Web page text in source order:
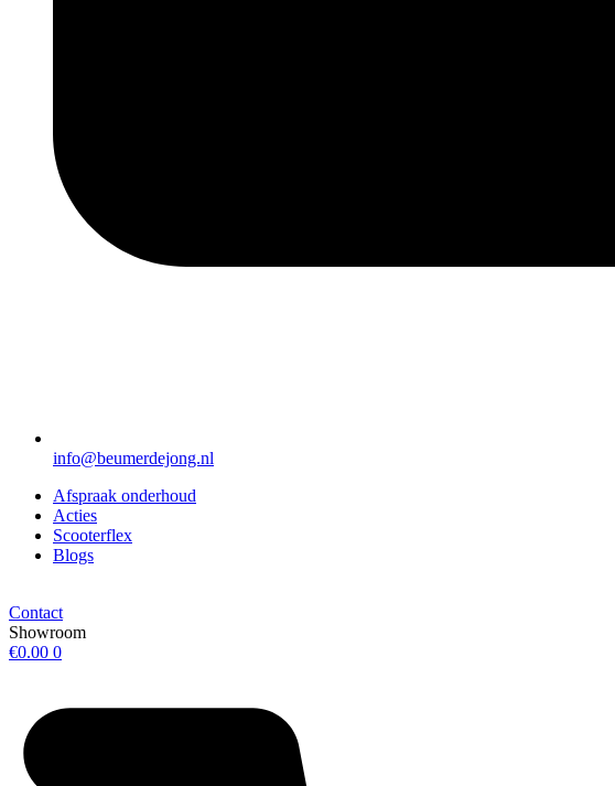
info@beumerdejong.nl
Afspraak onderhoud
Acties
Scooterflex
Blogs
Contact
Showroom
€0.00 0